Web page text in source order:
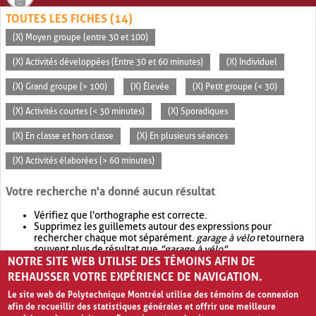
TOUTES LES FICHES (14)
(X) Moyen groupe (entre 30 et 100)
(X) Activités développées (Entre 30 et 60 minutes) (X) Individuel
(X) Grand groupe (> 100) (X) Élevée (X) Petit groupe (< 30)
(X) Activités courtes (< 30 minutes) (X) Sporadiques
(X) En classe et hors classe (X) En plusieurs séances
(X) Activités élaborées (> 60 minutes)
Votre recherche n'a donné aucun résultat
Vérifiez que l'orthographe est correcte.
Supprimez les guillemets autour des expressions pour
rechercher chaque mot séparément. garage à véloretournera
souvent plus de résultat que"garage à vélo".
Envisagez d'élargir votre recherche avec OR.garage OR vélo
retournera souvent plus de résultat quegarage à vélo
NOTRE SITE WEB UTILISE DES TÉMOINS AFIN DE
REHAUSSER VOTRE EXPÉRIENCE DE NAVIGATION.
Le site web de Polytechnique Montréal utilise des témoins de connexion
afin de recueillir des statistiques générales et offrir une meilleure